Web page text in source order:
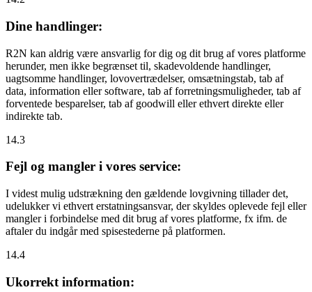
Dine handlinger:
R2N kan aldrig være ansvarlig for dig og dit brug af vores platforme
herunder, men ikke begrænset til, skadevoldende handlinger,
uagtsomme handlinger, lovovertrædelser, omsætningstab, tab af
data, information eller software, tab af forretningsmuligheder, tab af
forventede besparelser, tab af goodwill eller ethvert direkte eller
indirekte tab.
14.3
Fejl og mangler i vores service:
I videst mulig udstrækning den gældende lovgivning tillader det,
udelukker vi ethvert erstatningsansvar, der skyldes oplevede fejl eller
mangler i forbindelse med dit brug af vores platforme, fx ifm. de
aftaler du indgår med spisestederne på platformen.
14.4
Ukorrekt information: